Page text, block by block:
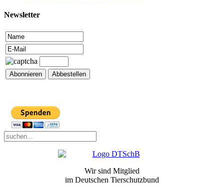
Newsletter
Wir sind Mitglied
im Deutschen Tierschutzbund